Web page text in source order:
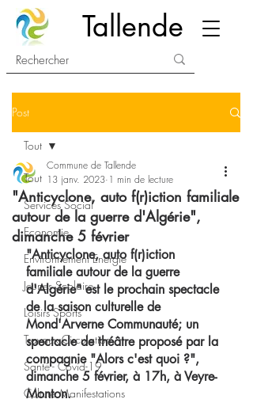
Tallende
Post
Tout
Services Social
Economie
Environnement Energie
Jeunes Scolaire
Loisirs Sports
Travaux Circulation
Santé - Covid-19
Culture Manifestations
Tout
"Anticyclone, auto f(r)iction familiale
autour de la guerre d'Algérie",
dimanche 5 février
Commune de Tallende
13 janv. 2023 1 min de lecture
"Anticyclone, auto f(r)iction
familiale autour de la guerre
d'Algérie" est le prochain spectacle
de la saison culturelle de
Mond'Arverne Communauté; un
spectacle de théâtre proposé par la
compagnie "Alors c'est quoi ?",
dimanche 5 février, à 17h, à Veyre-
Monton.